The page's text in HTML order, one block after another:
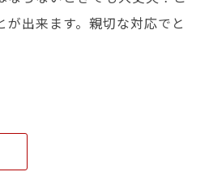
出来ます。親切な対応でと